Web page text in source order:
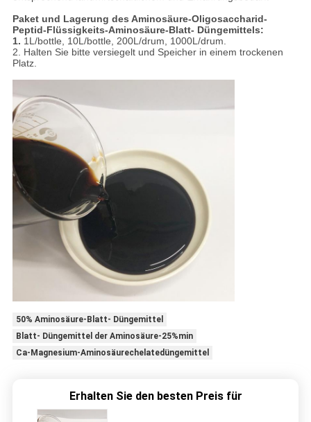
Paket und Lagerung des Aminosäure-Oligosaccharid-
Peptid-Flüssigkeits-Aminosäure-Blatt- Düngemittels:
1. 1L/bottle, 10L/bottle, 200L/drum, 1000L/drum.
2. Halten Sie bitte versiegelt und Speicher in einem trockenen
Platz.
50% Aminosäure-Blatt- Düngemittel
Blatt- Düngemittel der Aminosäure-25%min
Ca-Magnesium-Aminosäurechelatedüngemittel
Erhalten Sie den besten Preis für